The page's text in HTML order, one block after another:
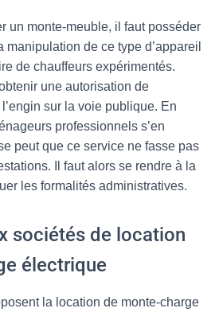
un monte-meuble, il faut posséder
manipulation de ce type d’appareil
de chauffeurs expérimentés.
une autorisation de
sur la voie publique. En
professionnels s’en
peut que ce service ne fasse pas
Il faut alors se rendre à la
les formalités administratives.
sociétés de location
électrique
la location de monte-charge